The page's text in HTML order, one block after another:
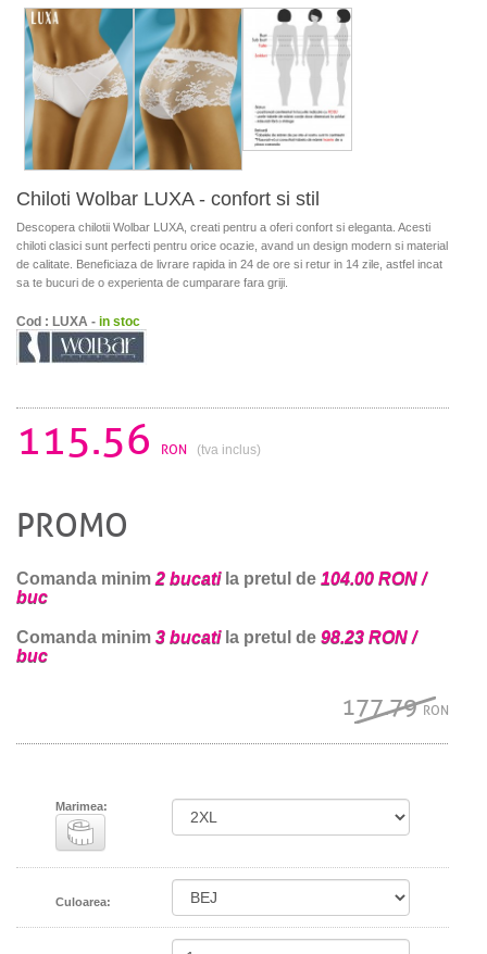
Chiloti Wolbar LUXA - confort si stil
Descopera chilotii Wolbar LUXA, creati pentru a oferi confort si eleganta. Acesti
chiloti clasici sunt perfecti pentru orice ocazie, avand un design modern si material
de calitate. Beneficiaza de livrare rapida in 24 de ore si retur in 14 zile, astfel incat
sa te bucuri de o experienta de cumparare fara griji.
Cod : LUXA - in stoc
115.56 RON (tva inclus)
PROMO
Comanda minim 2 bucatila pretul de 104.00 RON /
buc
Comanda minim 3 bucatila pretul de 98.23 RON /
buc
177.79RON
Marimea:
Culoarea: